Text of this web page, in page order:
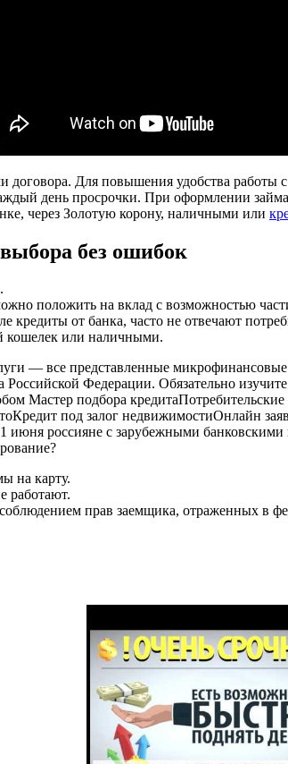
договора. Для повышения удобства
день просрочки. При оформлении
через Золотую корону, наличными или
без ошибок
положить на вклад с возможностью
от банка, часто не отвечают
кошелек или наличными.
— все представленные
Федерации. Обязательно
Мастер подбора
под залог недвижимостиОнлайн
июня россияне с зарубежными
на карту.
работают.
прав заемщика, отраженных в